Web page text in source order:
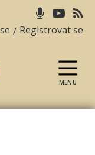
/ Registrovat se
MENU